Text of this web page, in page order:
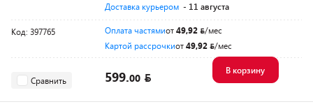
Доставка курьером - 11 августа
Код: 397765 Оплата частямиот49,92
/мес
Картой рассрочкиот49,92 /мес
Сравнить 599.00
В корзину